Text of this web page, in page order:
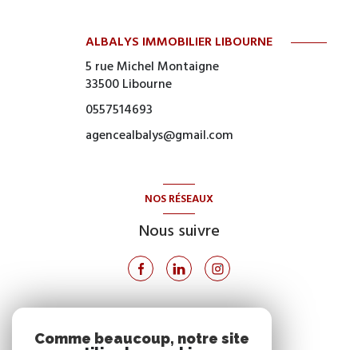
ALBALYS IMMOBILIER LIBOURNE
5 rue Michel Montaigne
33500Libourne
0557514693
agencealbalys@gmail.com
NOS RÉSEAUX
Nous suivre
VOTRE ESPACE
Comme beaucoup, notre site